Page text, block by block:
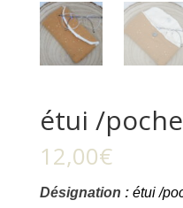
étui /
12,00€
Désignation : étui /